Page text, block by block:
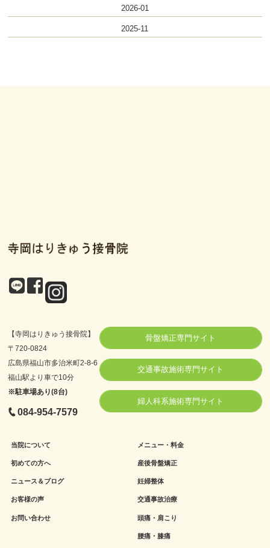
2026-01
2025-11
【寺岡はりきゅう接骨院】
〒720-0824
広島県福山市多治米町2-8-6
福山駅より車で10分
※駐車場あり(8台)
084-954-7579
骨盤矯正専門サイト
交通事故施術専門サイト
婦人科系施術専門サイト
当院について
初めての方へ
ニュース＆ブログ
お客様の声
お問い合わせ
メニュー・料金
産後骨盤矯正
妊婦整体
交通事故治療
頭痛・肩こり
腰痛・膝痛